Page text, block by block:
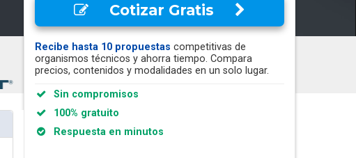
Cotizar Gratis
Recibe hasta 10 propuestas competitivas de
organismos técnicos y ahorra tiempo. Compara
precios, contenidos y modalidades en un solo lugar.
Sin compromisos
100% gratuito
Respuesta en minutos